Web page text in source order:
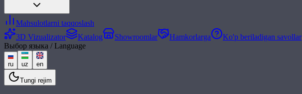
Mahsulotlarni taqqoslash
3D Vizualizator
Katalog Showroomlar Hamkorlarga Ko'p beriladigan savollar
Выбор языка / Language
ru uz en
Tungi rejim